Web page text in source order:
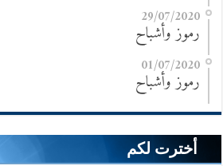
29/07/2020
رموز وأشباح
01/07/2020
رموز وأشباح
أخترت لكم